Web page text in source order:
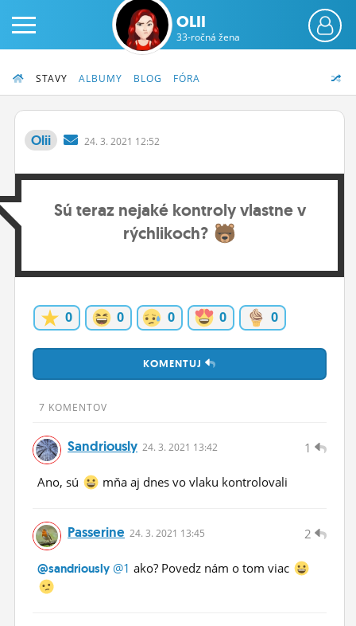
ČINŽIAK
STATUSY
BLOGY
ĽUDIA
MÔJ PROFIL
NASTAVENIA
ROLETA
OLII
33-ročná žena
STAVY ALBUMY BLOG FÓRA
Olii 24. 3. 2021 12:52
Sú teraz nejaké kontroly vlastne v
rýchlikoch?
0 0 0 0 0
KOMENTUJ
7 KOMENTOV
1
Sandriously 24. 3. 2021 13:42
Ano, sú mňa aj dnes vo vlaku kontrolovali
2
Passerine 24. 3. 2021 13:45
@sandriously @1 ako? Povedz nám o tom viac